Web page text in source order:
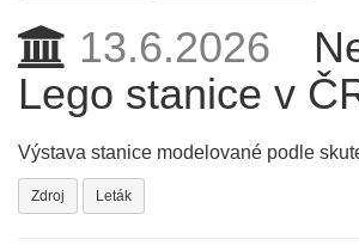
13.6.2026
Lego stanice v
Výstava stanice modelované podle
Zdroj Leták